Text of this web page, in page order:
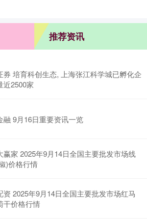
推荐资讯
券 培育科创生态, 上海张江科学城已孵化企
近2500家
融 9月16日重要资讯一览
赢家 2025年9月14日全国主要批发市场线
)价格行情
资 2025年9月14日全国主要批发市场红马
干价格行情